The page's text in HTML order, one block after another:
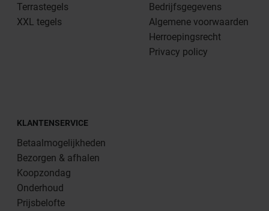
Terrastegels
XXL tegels
Bedrijfsgegevens
Algemene voorwaarden
Herroepingsrecht
Privacy policy
KLANTENSERVICE
Betaalmogelijkheden
Bezorgen & afhalen
Koopzondag
Onderhoud
Prijsbelofte